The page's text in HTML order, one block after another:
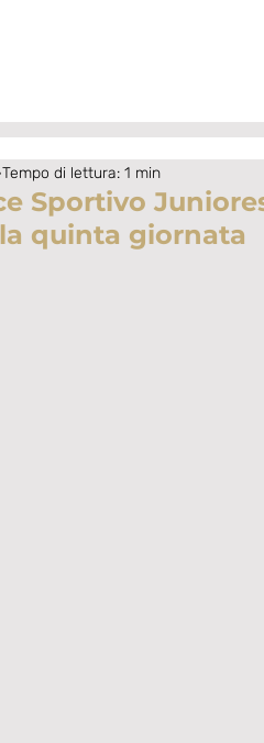
Sportivo
quinta giornata
Tempo di lettura: 1 min